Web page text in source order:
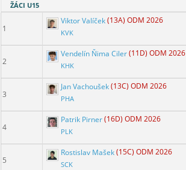
ŽÁCI U15
1
Viktor Valíček(13A) ODM 2026
KVK
2
Vendelín Ňima Ciler(11D) ODM 2026
KHK
3
Jan Vachoušek(13C) ODM 2026
PHA
4
Patrik Pirner(16D) ODM 2026
PLK
5
Rostislav Mašek(15C) ODM 2026
SCK